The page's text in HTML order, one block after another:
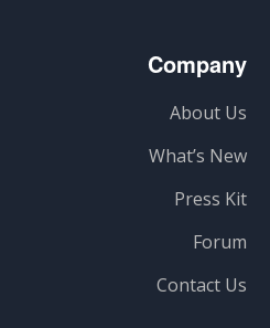
Company
About Us
What’s New
Press Kit
Forum
Contact Us